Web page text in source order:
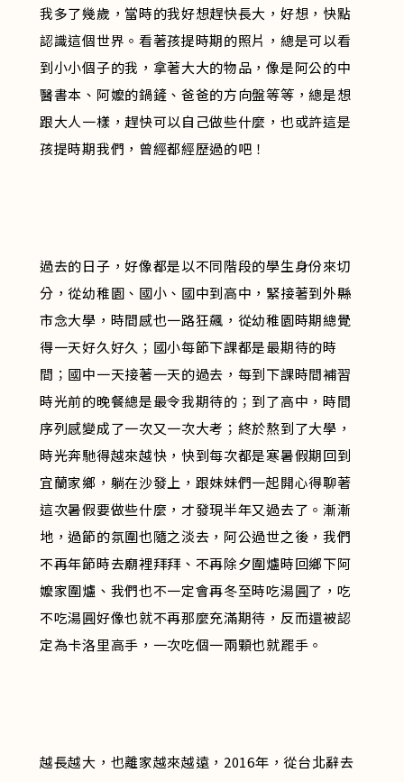
我多了幾歲，當時的我好想趕快長大，好想，快點
認識這個世界。看著孩提時期的照片，總是可以看
到小小個子的我，拿著大大的物品，像是阿公的中
醫書本、阿嬤的鍋鏟、爸爸的方向盤等等，總是想
跟大人一樣，趕快可以自己做些什麼，也或許這是
孩提時期我們，曾經都經歷過的吧！
過去的日子，好像都是以不同階段的學生身份來切
分，從幼稚園、國小、國中到高中，緊接著到外縣
市念大學，時間感也一路狂飆，從幼稚園時期總覺
得一天好久好久；國小每節下課都是最期待的時
間；國中一天接著一天的過去，每到下課時間補習
時光前的晚餐總是最令我期待的；到了高中，時間
序列感變成了一次又一次大考；終於熬到了大學，
時光奔馳得越來越快，快到每次都是寒暑假期回到
宜蘭家鄉，躺在沙發上，跟妹妹們一起開心得聊著
這次暑假要做些什麼，才發現半年又過去了。漸漸
地，過節的氛圍也隨之淡去，阿公過世之後，我們
不再年節時去廟裡拜拜、不再除夕圍爐時回鄉下阿
嬤家圍爐、我們也不一定會再冬至時吃湯圓了，吃
不吃湯圓好像也就不再那麼充滿期待，反而還被認
定為卡洛里高手，一次吃個一兩顆也就罷手。
越長越大，也離家越來越遠，2016年，從台北辭去